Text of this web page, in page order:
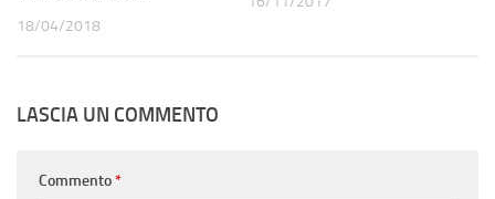
18/04/2018
LASCIA UN COMMENTO
Commento*